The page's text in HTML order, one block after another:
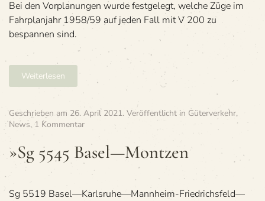
Lok
V 200
Bei den Vorplanungen wurde festgelegt, welche Züge im
Fahrplanjahr 1958/59 auf jeden Fall mit V 200 zu
bespannen sind.
Weiterlesen
Geschrieben am 26. April 2021. Veröffentlicht in Güterverkehr,
News. 1 Kommentarzu
5545
Basel
»Sg 5545 Basel—Montzen
Sg 5519 Basel—Karlsruhe—Mannheim-Friedrichsfeld—